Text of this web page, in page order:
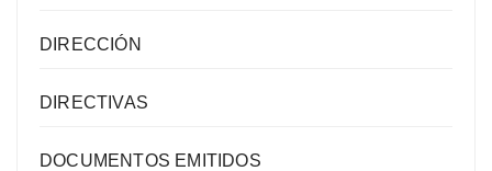
DIRECCIÓN
DIRECTIVAS
DOCUMENTOS EMITIDOS